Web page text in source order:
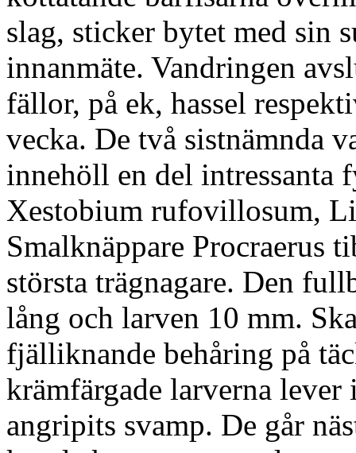
slag, sticker bytet med sin
innanmäte. Vandringen
fällor, på ek, hassel
vecka. De två sistnämnda
innehöll en del intressanta
Xestobium rufovillosum,
Smalknäppare Procraerus
största trägnagare. Den
lång och larven 10 mm.
fjälliknande behåring på
krämfärgade larverna
angripits svamp. De går